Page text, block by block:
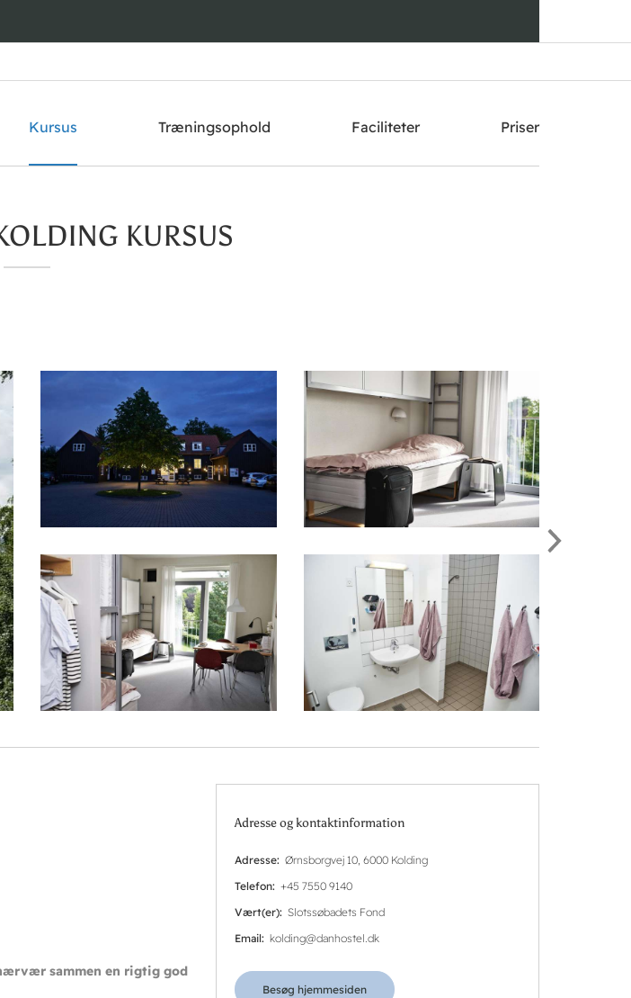
Kursus Træningsophold Faciliteter Priser
KURSUS
sammen en rigtig god
Adresse og kontaktinformation
Adresse Ørnsborgvej 10, 6000 Kolding
Telefon +45 7550 9140
Vært(er) Slotssøbadets Fond
Email kolding@danhostel.dk
Besøg hjemmesiden